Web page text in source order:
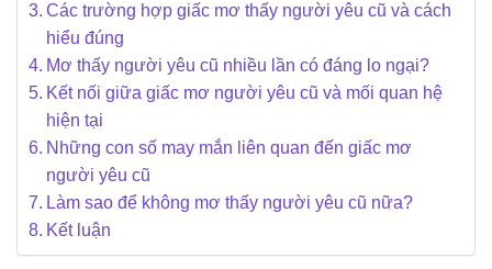
Các trường hợp giấc mơ thấy người yêu cũ và cách
hiểu đúng
Mơ thấy người yêu cũ nhiều lần có đáng lo ngại?
Kết nối giữa giấc mơ người yêu cũ và mối quan hệ
hiện tại
Những con số may mắn liên quan đến giấc mơ
người yêu cũ
Làm sao để không mơ thấy người yêu cũ nữa?
Kết luận